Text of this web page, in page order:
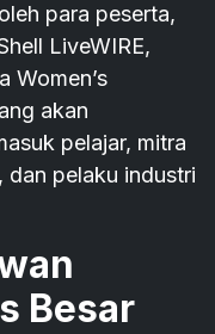
para peserta,
LiveWIRE,
Women’s
akan
pelajar, mitra
dan pelaku industri
Besar